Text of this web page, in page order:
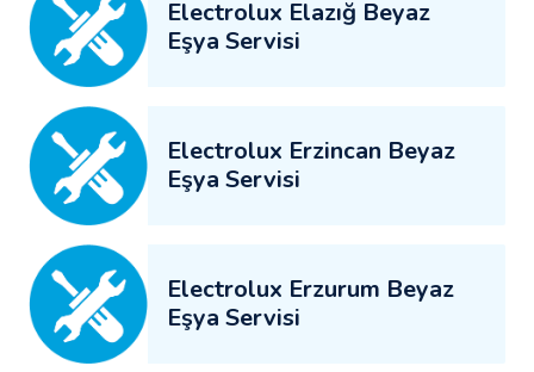
Electrolux Elazığ Beyaz
Eşya Servisi
Electrolux Erzincan Beyaz
Eşya Servisi
Electrolux Erzurum Beyaz
Eşya Servisi